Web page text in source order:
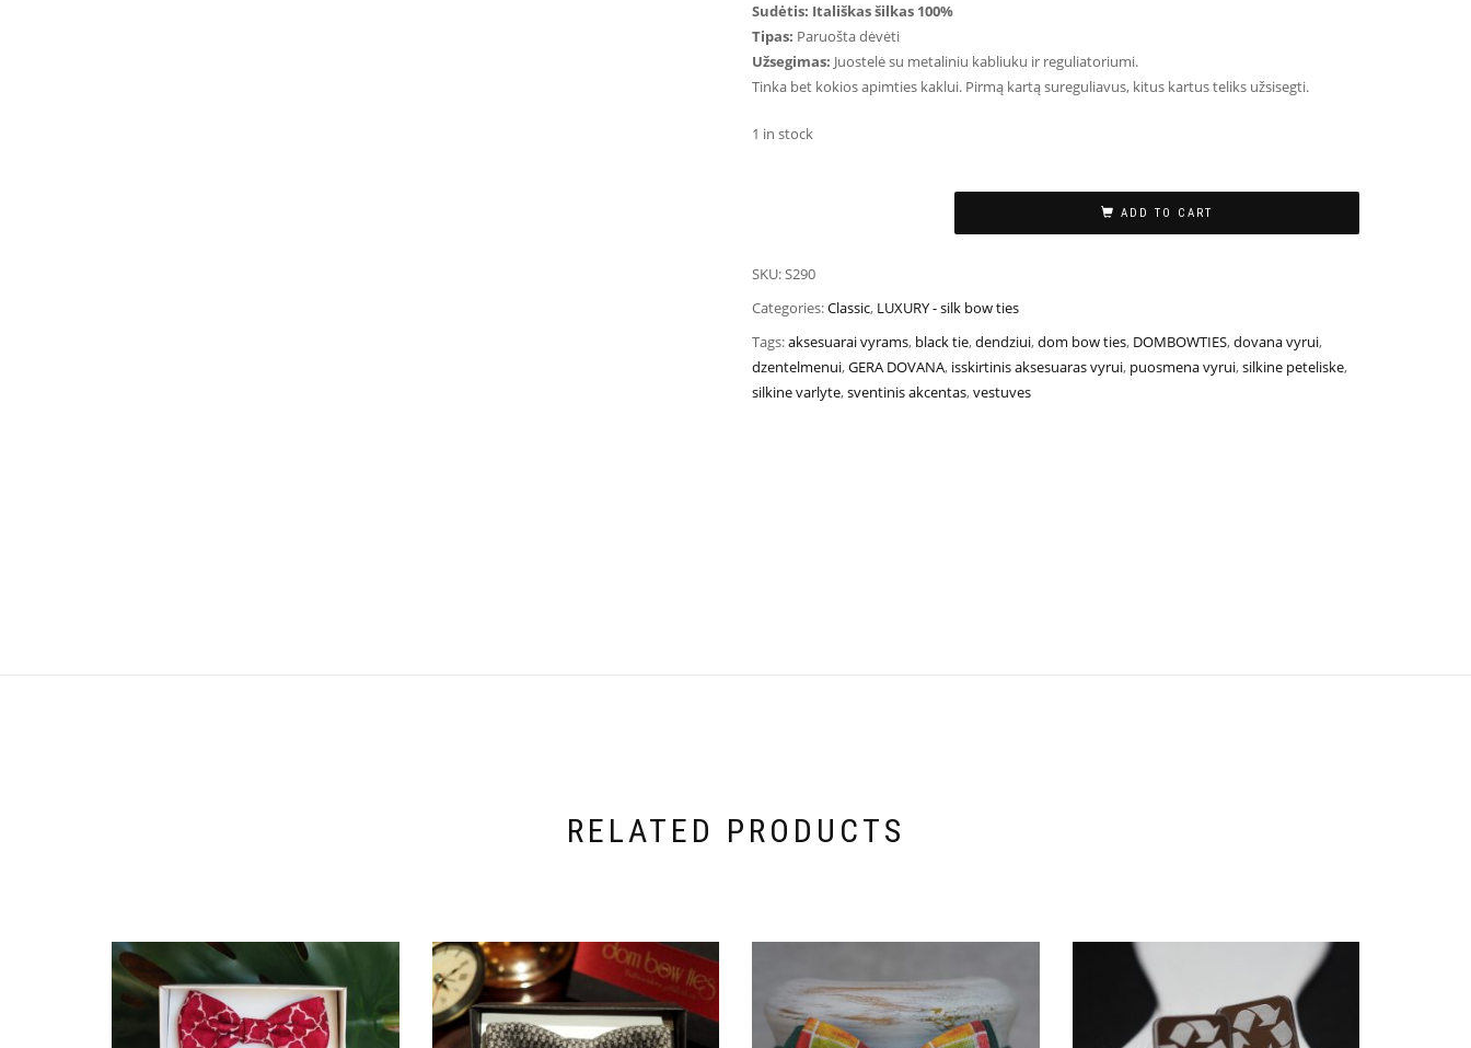
Sudėtis: Itališkas šilkas 100%
Tipas: Paruošta dėvėti
Užsegimas: Juostelė su metaliniu kabliuku ir reguliatoriumi.
Tinka bet kokios apimties kaklui. Pirmą kartą sureguliavus, kitus kartus teliks užsisegti.
1 in stock
ADD TO CART
SKU:S290
Categories:Classic, LUXURY - silk bow ties
Tags:aksesuarai vyrams, black tie,dendziui,dom bow ties, DOMBOWTIES,dovana vyrui,
dzentelmenui,GERA DOVANA, isskirtinis aksesuaras vyrui, puosmena vyrui,silkine peteliske,
silkine varlyte,sventinis akcentas,vestuves
RELATED PRODUCTS